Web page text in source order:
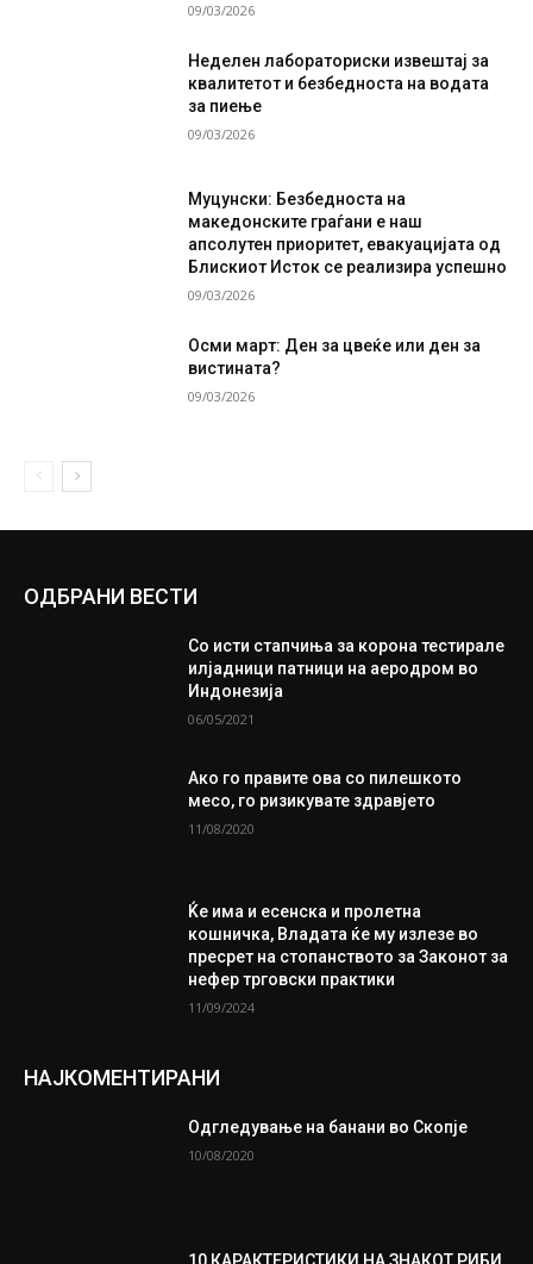
09/03/2026
Неделен лабораториски извештај за
квалитетот и безбедноста на водата
за пиење
09/03/2026
Муцунски: Безбедноста на
македонските граѓани е наш
апсолутен приоритет, евакуацијата од
Блискиот Исток се реализира успешно
09/03/2026
Осми март: Ден за цвеќе или ден за
вистината?
09/03/2026
ОДБРАНИ ВЕСТИ
Со исти стапчиња за корона тестирале
илјадници патници на аеродром во
Индонезија
06/05/2021
Ако го правите ова со пилешкото
месо, го ризикувате здравјето
11/08/2020
Ќе има и есенска и пролетна
кошничка, Владата ќе му излезе во
пресрет на стопанството за Законот за
нефер трговски практики
11/09/2024
НАЈКОМЕНТИРАНИ
Одгледување на банани во Скопје
10/08/2020
10 КАРАКТЕРИСТИКИ НА ЗНАКОТ РИБИ